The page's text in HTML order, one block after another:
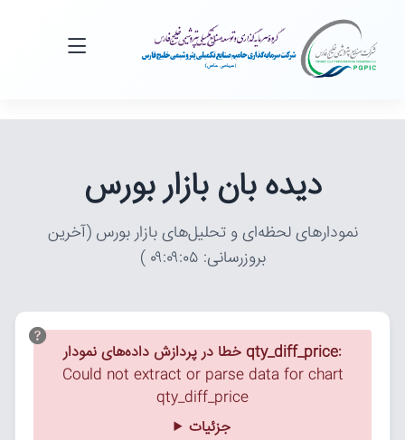
دیده بان بازار بورس
نمودارهای لحظه‌ای و تحلیل‌های بازار بورس (آخرین
بروزرسانی: ۰۹:۰۹:۰۵ )
خطا در پردازش داده‌های نمودار qty_diff_price:
Could not extract or parse data for chart
qty_diff_price
جزئیات